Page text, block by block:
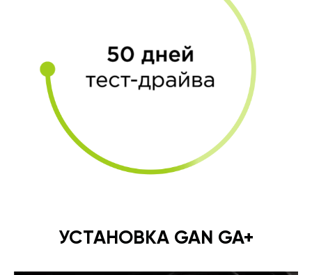
УСТАНОВКА GAN GA+